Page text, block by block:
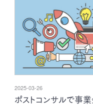
2025-03-26
ポストコンサルで事